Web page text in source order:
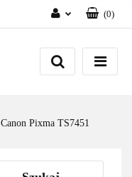
Zaloguj się
Załóż konto
(0)
Canon Pixma TS7451